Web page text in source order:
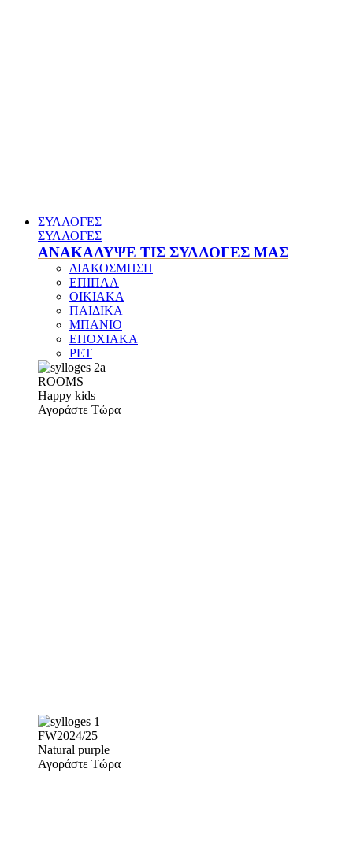
ΣΥΛΛΟΓΕΣ
ΣΥΛΛΟΓΕΣ
ΑΝΑΚΑΛΥΨΕ ΤΙΣ ΣΥΛΛΟΓΕΣ ΜΑΣ
ΔΙΑΚΟΣΜΗΣΗ
ΕΠΙΠΛΑ
ΟΙΚΙΑΚΑ
ΠΑΙΔΙΚΑ
ΜΠΑΝΙΟ
ΕΠΟΧΙΑΚΑ
PET
ROOMS
Happy kids
Αγοράστε Τώρα
FW2024/25
Natural purple
Αγοράστε Τώρα